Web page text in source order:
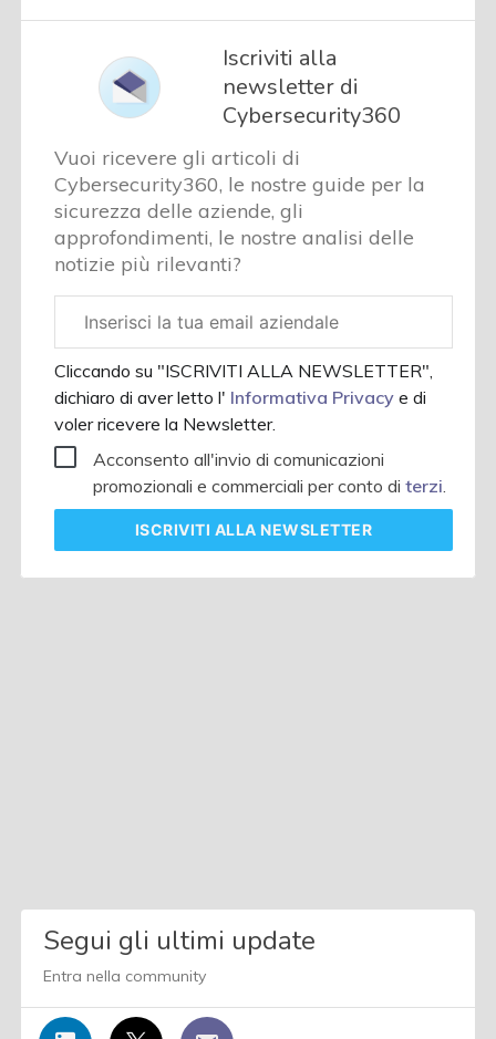
Iscriviti alla
newsletter di
Cybersecurity360
Vuoi ricevere gli articoli di
Cybersecurity360, le nostre guide per la
sicurezza delle aziende, gli
approfondimenti, le nostre analisi delle
notizie più rilevanti?
aziendale
Cliccando su "ISCRIVITI ALLA NEWSLETTER",
dichiaro di aver letto l' Informativa Privacye di
voler ricevere la Newsletter.
Acconsento all'invio di comunicazioni
promozionali e commerciali per conto diterzi
ISCRIVITI ALLA NEWSLETTER
Segui gli ultimi update
Entra nella community